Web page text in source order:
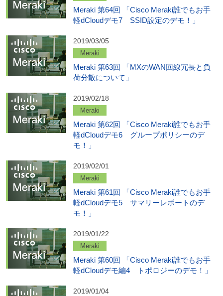
Meraki 第64回 「Cisco Meraki誰でもお手
軽dCloudデモ7 SSID設定のデモ！」
2019/03/05
Meraki
Meraki 第63回 「MXのWAN回線冗長と負
荷分散について」
2019/02/18
Meraki
Meraki 第62回 「Cisco Meraki誰でもお手
軽dCloudデモ6 グループポリシーのデ
モ！」
2019/02/01
Meraki
Meraki 第61回 「Cisco Meraki誰でもお手
軽dCloudデモ5 サマリーレポートのデ
モ！」
2019/01/22
Meraki
Meraki 第60回 「Cisco Meraki誰でもお手
軽dCloudデモ編4 トポロジーのデモ！」
2019/01/04